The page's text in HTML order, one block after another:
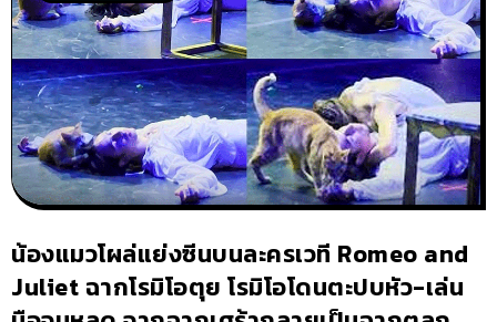
น้องแมวโผล่แย่งซีนบนละครเวที Romeo and
Juliet ฉากโรมิโอตุย โรมิโอโดนตะปบหัว-เล่น